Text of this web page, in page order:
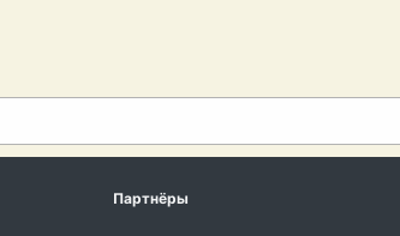
Партнёры